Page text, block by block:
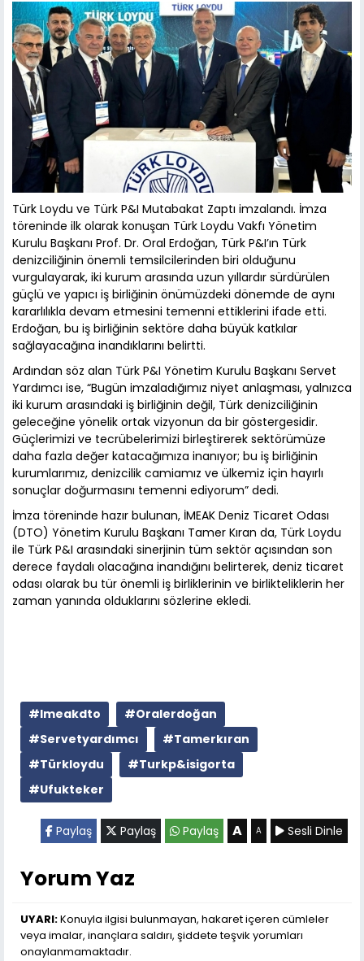
Türk Loydu ve Türk P&I Mutabakat Zaptı imzalandı. İmza
töreninde ilk olarak konuşan Türk Loydu Vakfı Yönetim
Kurulu Başkanı Prof. Dr. Oral Erdoğan, Türk P&I’ın Türk
denizciliğinin önemli temsilcilerinden biri olduğunu
vurgulayarak, iki kurum arasında uzun yıllardır sürdürülen
güçlü ve yapıcı iş birliğinin önümüzdeki dönemde de aynı
kararlılıkla devam etmesini temenni ettiklerini ifade etti.
Erdoğan, bu iş birliğinin sektöre daha büyük katkılar
sağlayacağına inandıklarını belirtti.
Ardından söz alan Türk P&I Yönetim Kurulu Başkanı Servet
Yardımcı ise, “Bugün imzaladığımız niyet anlaşması, yalnızca
iki kurum arasındaki iş birliğinin değil, Türk denizciliğinin
geleceğine yönelik ortak vizyonun da bir göstergesidir.
Güçlerimizi ve tecrübelerimizi birleştirerek sektörümüze
daha fazla değer katacağımıza inanıyor; bu iş birliğinin
kurumlarımız, denizcilik camiamız ve ülkemiz için hayırlı
sonuçlar doğurmasını temenni ediyorum” dedi.
İmza töreninde hazır bulunan, İMEAK Deniz Ticaret Odası
(DTO) Yönetim Kurulu Başkanı Tamer Kıran da, Türk Loydu
ile Türk P&I arasındaki sinerjinin tüm sektör açısından son
derece faydalı olacağına inandığını belirterek, deniz ticaret
odası olarak bu tür önemli iş birliklerinin ve birlikteliklerin her
zaman yanında olduklarını sözlerine ekledi.
#Imeakdto
#Oralerdoğan
#Servetyardımcı
#Tamerkıran
#Türkloydu
#Turkp&isigorta
#Ufukteker
Paylaş Paylaş Paylaş A A Sesli Dinle
Yorum Yaz
UYARI:Konuyla ilgisi bulunmayan, hakaret içeren cümleler
veya imalar, inançlara saldırı, şiddete teşvik yorumları
onaylanmamaktadır.